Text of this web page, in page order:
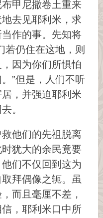
甲尼撒卷土重来
去见耶利米，求
作的事。先知将
若仍住在这地，则
因为你们所惧怕
”但是，人们不听
，并强迫耶利米
。
他们的先祖脱离
犹大的余民竟要
们不仅回到这为
拜偶像之轭。虽
而且毫厘不差，
，耶利米口中所